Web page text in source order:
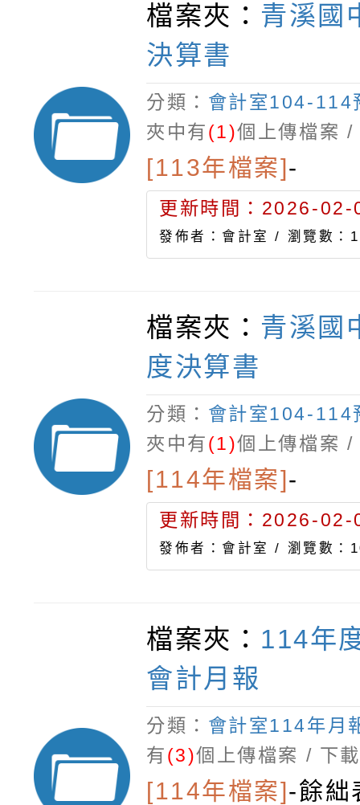
檔案夾： 青溪國
決算書
分類： 會計室104-114
夾中有(1)個上傳檔案 /
[113年檔案]-
更新時間：2026-
發佈者：會計室 / 瀏覽數：
檔案夾： 青溪國
度決算書
分類： 會計室104-114
夾中有(1)個上傳檔案 /
[114年檔案]-
更新時間：2026-
發佈者：會計室 / 瀏覽數：
檔案夾： 114年
會計月報
分類： 會計室114年月
有(3)個上傳檔案 / 下
[114年檔案]-餘絀